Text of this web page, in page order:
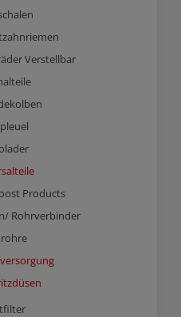
Verstellbar
Products
Rohrverbinder